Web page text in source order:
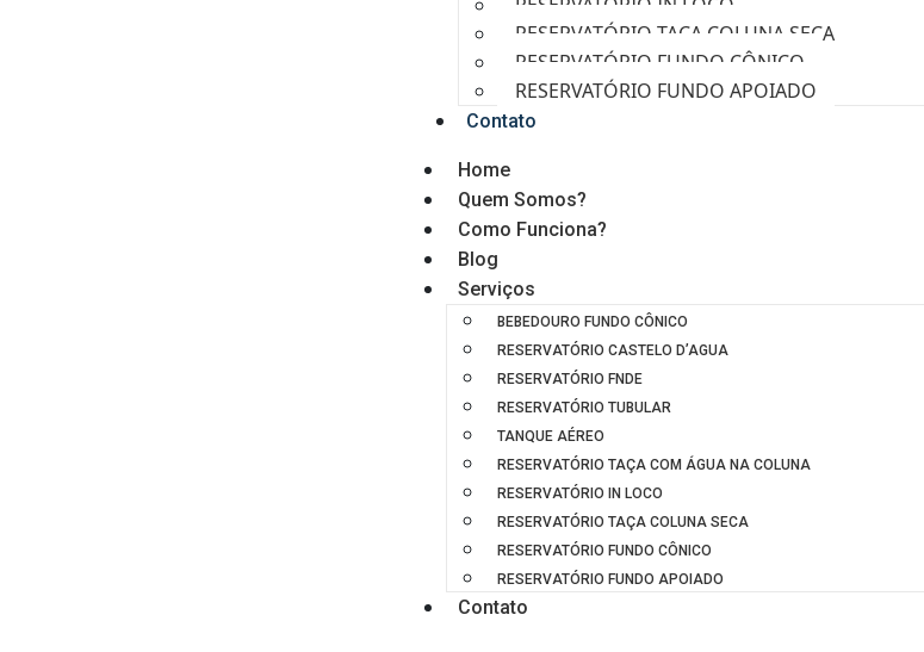
RESERVATÓRIO TAÇA COLUNA SECA
RESERVATÓRIO FUNDO CÔNICO
RESERVATÓRIO FUNDO APOIADO
Contato
Home
Quem Somos?
Como Funciona?
Blog
Serviços
BEBEDOURO FUNDO CÔNICO
RESERVATÓRIO CASTELO D’AGUA
RESERVATÓRIO FNDE
RESERVATÓRIO TUBULAR
TANQUE AÉREO
RESERVATÓRIO TAÇA COM ÁGUA NA COLUNA
RESERVATÓRIO IN LOCO
RESERVATÓRIO TAÇA COLUNA SECA
RESERVATÓRIO FUNDO CÔNICO
RESERVATÓRIO FUNDO APOIADO
Contato